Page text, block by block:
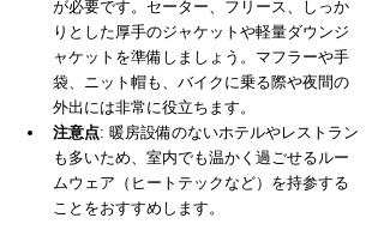
が必要です。セーター、フリース、しっか
りとした厚手のジャケットや軽量ダウンジ
ャケットを準備しましょう。マフラーや手
袋、ニット帽も、バイクに乗る際や夜間の
外出には非常に役立ちます。
注意点: 暖房設備のないホテルやレストラン
も多いため、室内でも温かく過ごせるルー
ムウェア（ヒートテックなど）を持参する
ことをおすすめします。